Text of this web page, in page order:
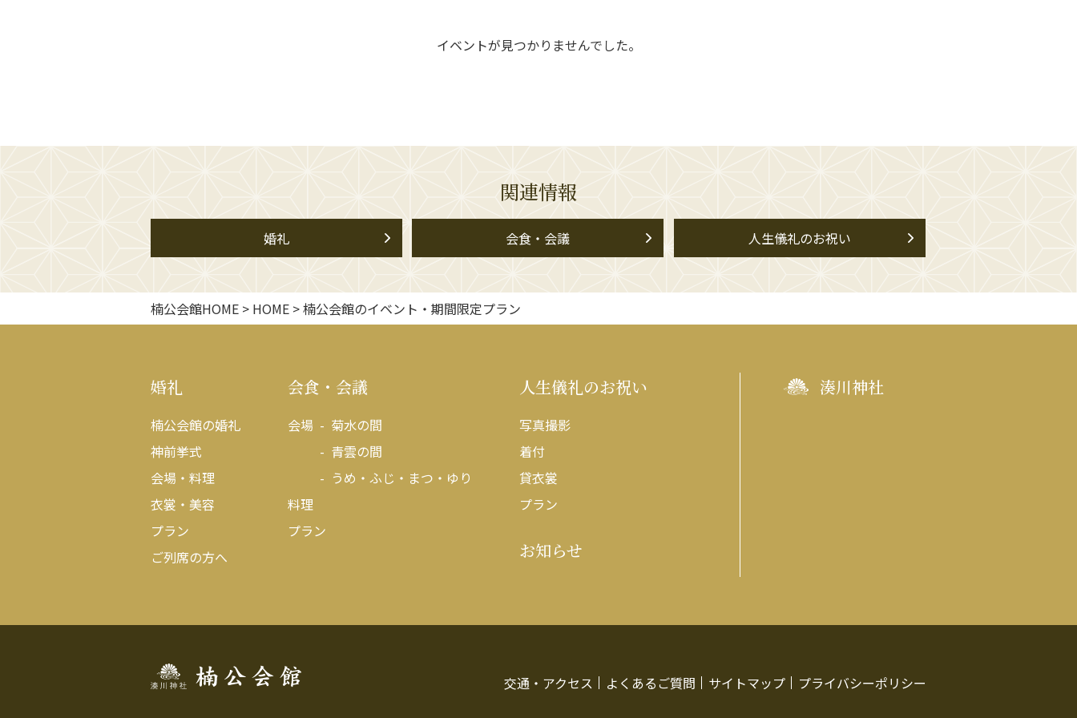
イベントが見つかりませんでした。
関連情報
婚礼 会食・会議 人生儀礼のお祝い
楠公会館HOME > HOME >楠公会館のイベント・期間限定プラン
婚礼
楠公会館の婚礼
神前挙式
会場・料理
衣裳・美容
プラン
ご列席の方へ
会食・会議
会場
菊水の間
青雲の間
うめ・ふじ・まつ・ゆり
料理
プラン
人生儀礼のお祝い
写真撮影
着付
貸衣裳
プラン
お知らせ
湊川神社
交通・アクセス よくあるご質問 サイトマップ プライバシーポリシー